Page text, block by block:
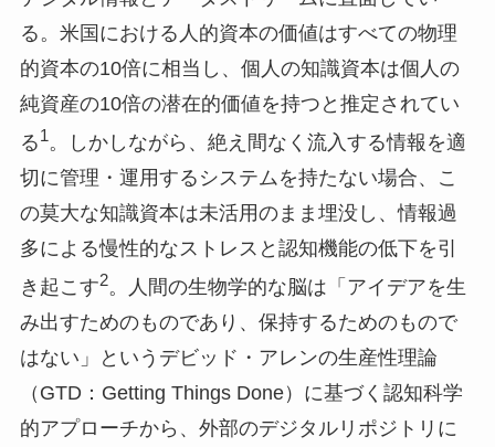
る。米国における人的資本の価値はすべての物理
的資本の10倍に相当し、個人の知識資本は個人の
純資産の10倍の潜在的価値を持つと推定されてい
る1。しかしながら、絶え間なく流入する情報を適
切に管理・運用するシステムを持たない場合、こ
の莫大な知識資本は未活用のまま埋没し、情報過
多による慢性的なストレスと認知機能の低下を引
き起こす2。人間の生物学的な脳は「アイデアを生
み出すためのものであり、保持するためのもので
はない」というデビッド・アレンの生産性理論
（GTD：Getting Things Done）に基づく認知科学
的アプローチから、外部のデジタルリポジトリに